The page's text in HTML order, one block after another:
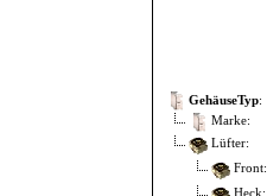
GehäuseTyp:
Marke:
Lüfter:
Front:
Heck: